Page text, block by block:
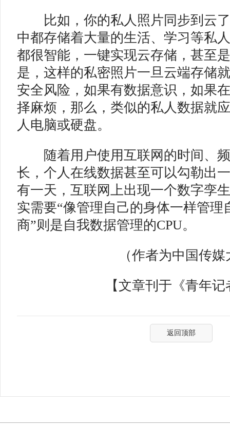
比如，你的私人照片同步到云了
中都存储着大量的生活、学习等私
都很智能，一键实现云存储，甚至
是，这样的私密照片一旦云端存储
安全风险，如果有数据意识，如果
择麻烦，那么，类似的私人数据就
人电脑或硬盘。
随着用户使用互联网的时间、频
长，个人在线数据甚至可以勾勒出
有一天，互联网上出现一个数字孪
实需要“像管理自己的身体一样管理
商”则是自我数据管理的CPU。
（作者为中国传媒
【文章刊于《青年记
返回顶部